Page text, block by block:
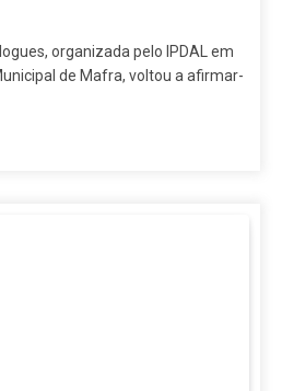
organizada pelo IPDAL em
de Mafra, voltou a afirmar-